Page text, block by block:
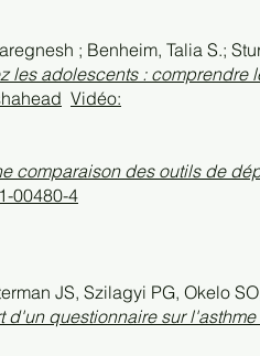
; Benheim, Talia S.;
les adolescents : comprendre
Vidéo:
comparaison des outils de
00480-4
JS, Szilagyi PG, Okelo
d'un questionnaire sur l'asthme